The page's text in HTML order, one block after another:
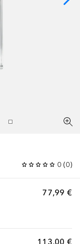
0 (0)
77,99 €
113,00 €